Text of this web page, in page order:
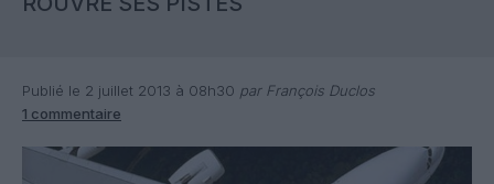
Publié le 2 juillet 2013 à 08h30 par François Duclos
1 commentaire